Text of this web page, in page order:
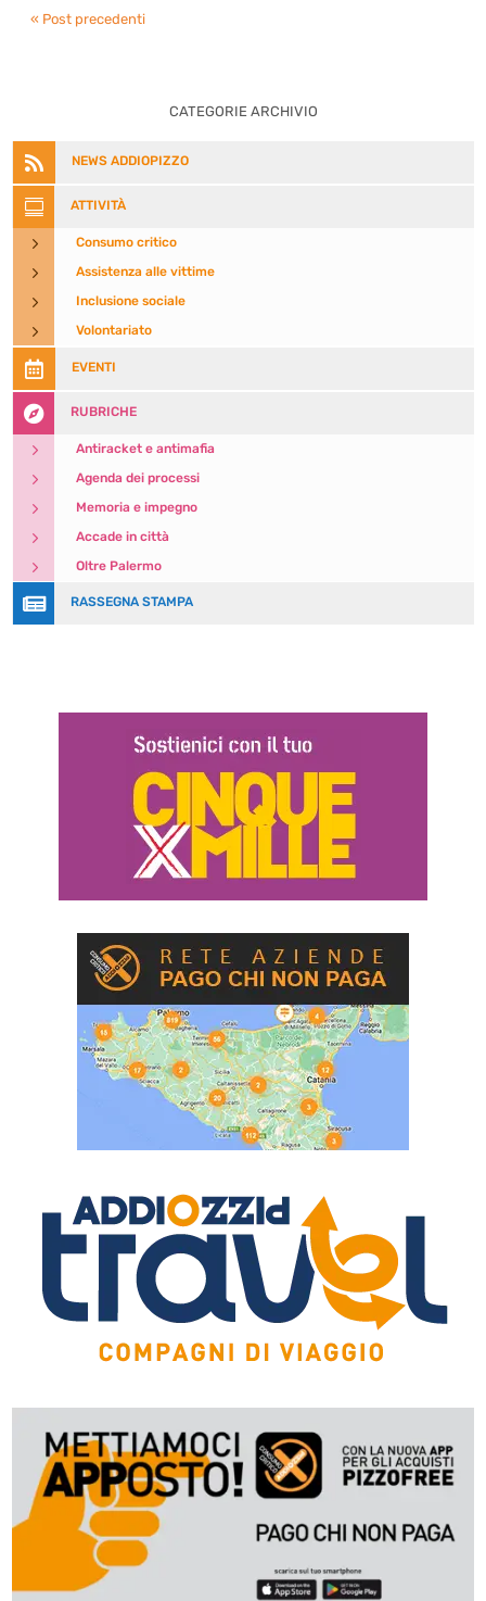
« Post precedenti
CATEGORIE ARCHIVIO
 NEWS ADDIOPIZZO
 ATTIVITÀ
5 Consumo critico
5 Assistenza alle vittime
5 Inclusione sociale
5 Volontariato
 EVENTI
 RUBRICHE
5 Antiracket e antimafia
5 Agenda dei processi
5 Memoria e impegno
5 Accade in città
5 Oltre Palermo
 RASSEGNA STAMPA